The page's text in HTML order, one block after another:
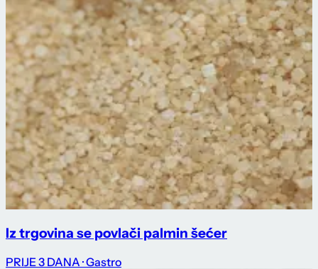
Iz trgovina se povlači palmin šećer
PRIJE 3 DANA · Gastro